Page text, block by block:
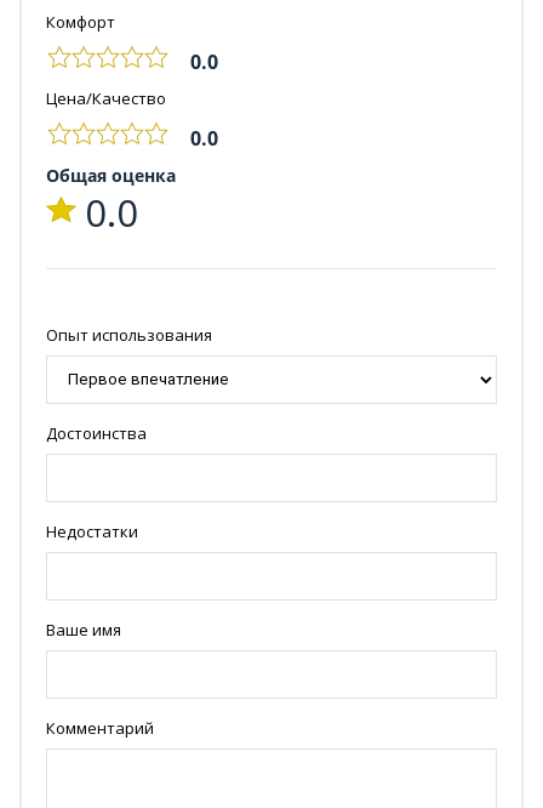
Комфорт
0.0
Цена/Качество
0.0
Общая оценка
0.0
Опыт использования
Достоинства
Недостатки
Ваше имя
Комментарий